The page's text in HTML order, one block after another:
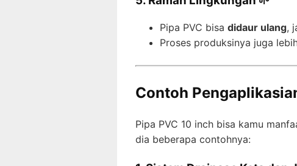
Pipa PVC bisa didaur ulang,
Proses produksinya juga
Contoh
Pipa PVC 10 inch bisa kamu
dia beberapa contohnya: